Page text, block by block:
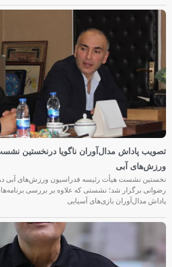
تصویب پاداش مدال‌آوران ناگویا درنخستین
ورزش‌های آبی
نخستین نشست هیأت رئیسه فدراسیون ورزش‌های آبی
رضوانی برگزار شد؛ نشستی که علاوه بر بررسی
پاداش مدال‌آوران بازی‌های آسیایی